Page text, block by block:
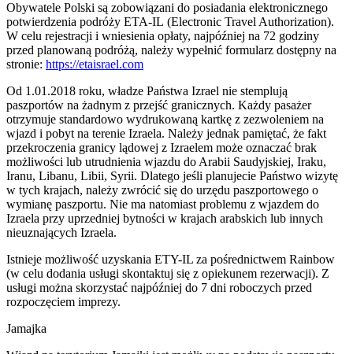
Obywatele Polski są zobowiązani do posiadania elektronicznego
potwierdzenia podróży ETA-IL (Electronic Travel Authorization).
W celu rejestracji i wniesienia opłaty, najpóźniej na 72 godziny
przed planowaną podróżą, należy wypełnić formularz dostępny na
stronie: https://etaisrael.com
Od 1.01.2018 roku, władze Państwa Izrael nie stemplują
paszportów na żadnym z przejść granicznych. Każdy pasażer
otrzymuje standardowo wydrukowaną kartkę z zezwoleniem na
wjazd i pobyt na terenie Izraela. Należy jednak pamiętać, że fakt
przekroczenia granicy lądowej z Izraelem może oznaczać brak
możliwości lub utrudnienia wjazdu do Arabii Saudyjskiej, Iraku,
Iranu, Libanu, Libii, Syrii. Dlatego jeśli planujecie Państwo wizytę
w tych krajach, należy zwrócić się do urzędu paszportowego o
wymianę paszportu. Nie ma natomiast problemu z wjazdem do
Izraela przy uprzedniej bytności w krajach arabskich lub innych
nieuznających Izraela.
Istnieje możliwość uzyskania ETY-IL za pośrednictwem Rainbow
(w celu dodania usługi skontaktuj się z opiekunem rezerwacji). Z
usługi można skorzystać najpóźniej do 7 dni roboczych przed
rozpoczęciem imprezy.
Jamajka